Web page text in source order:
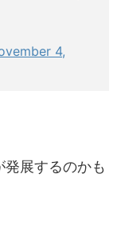
4,
展するのかも